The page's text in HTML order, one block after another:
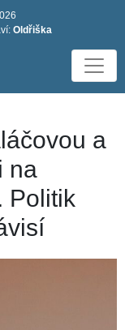
Oldřiška
a
na
Politik